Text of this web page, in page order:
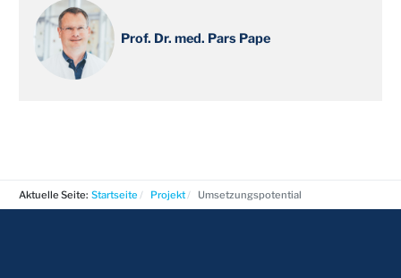
Prof. Dr. med. Pars Pape
Aktuelle Seite:Startseite Projekt Umsetzungspotential